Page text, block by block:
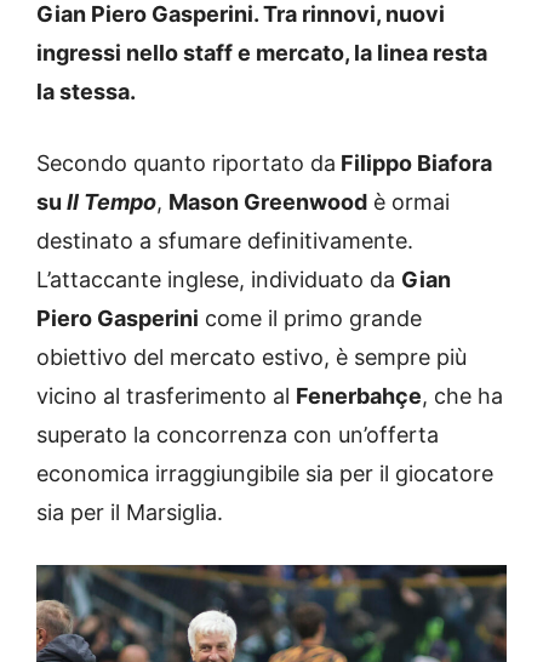
Gian Piero Gasperini. Tra rinnovi, nuovi
ingressi nello staff e mercato, la linea resta
la stessa.
Secondo quanto riportato da Filippo Biafora
su Il Tempo, Mason Greenwood è ormai
destinato a sfumare definitivamente.
L’attaccante inglese, individuato da Gian
Piero Gasperini come il primo grande
obiettivo del mercato estivo, è sempre più
vicino al trasferimento al Fenerbahçe, che ha
superato la concorrenza con un’offerta
economica irraggiungibile sia per il giocatore
sia per il Marsiglia.